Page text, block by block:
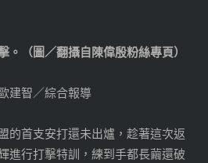
（圖／翻攝自陳偉殷粉絲專頁）
建智／綜合報導
的首支安打還未出爐，趁著這次返
進行打擊特訓，練到手都長繭還破